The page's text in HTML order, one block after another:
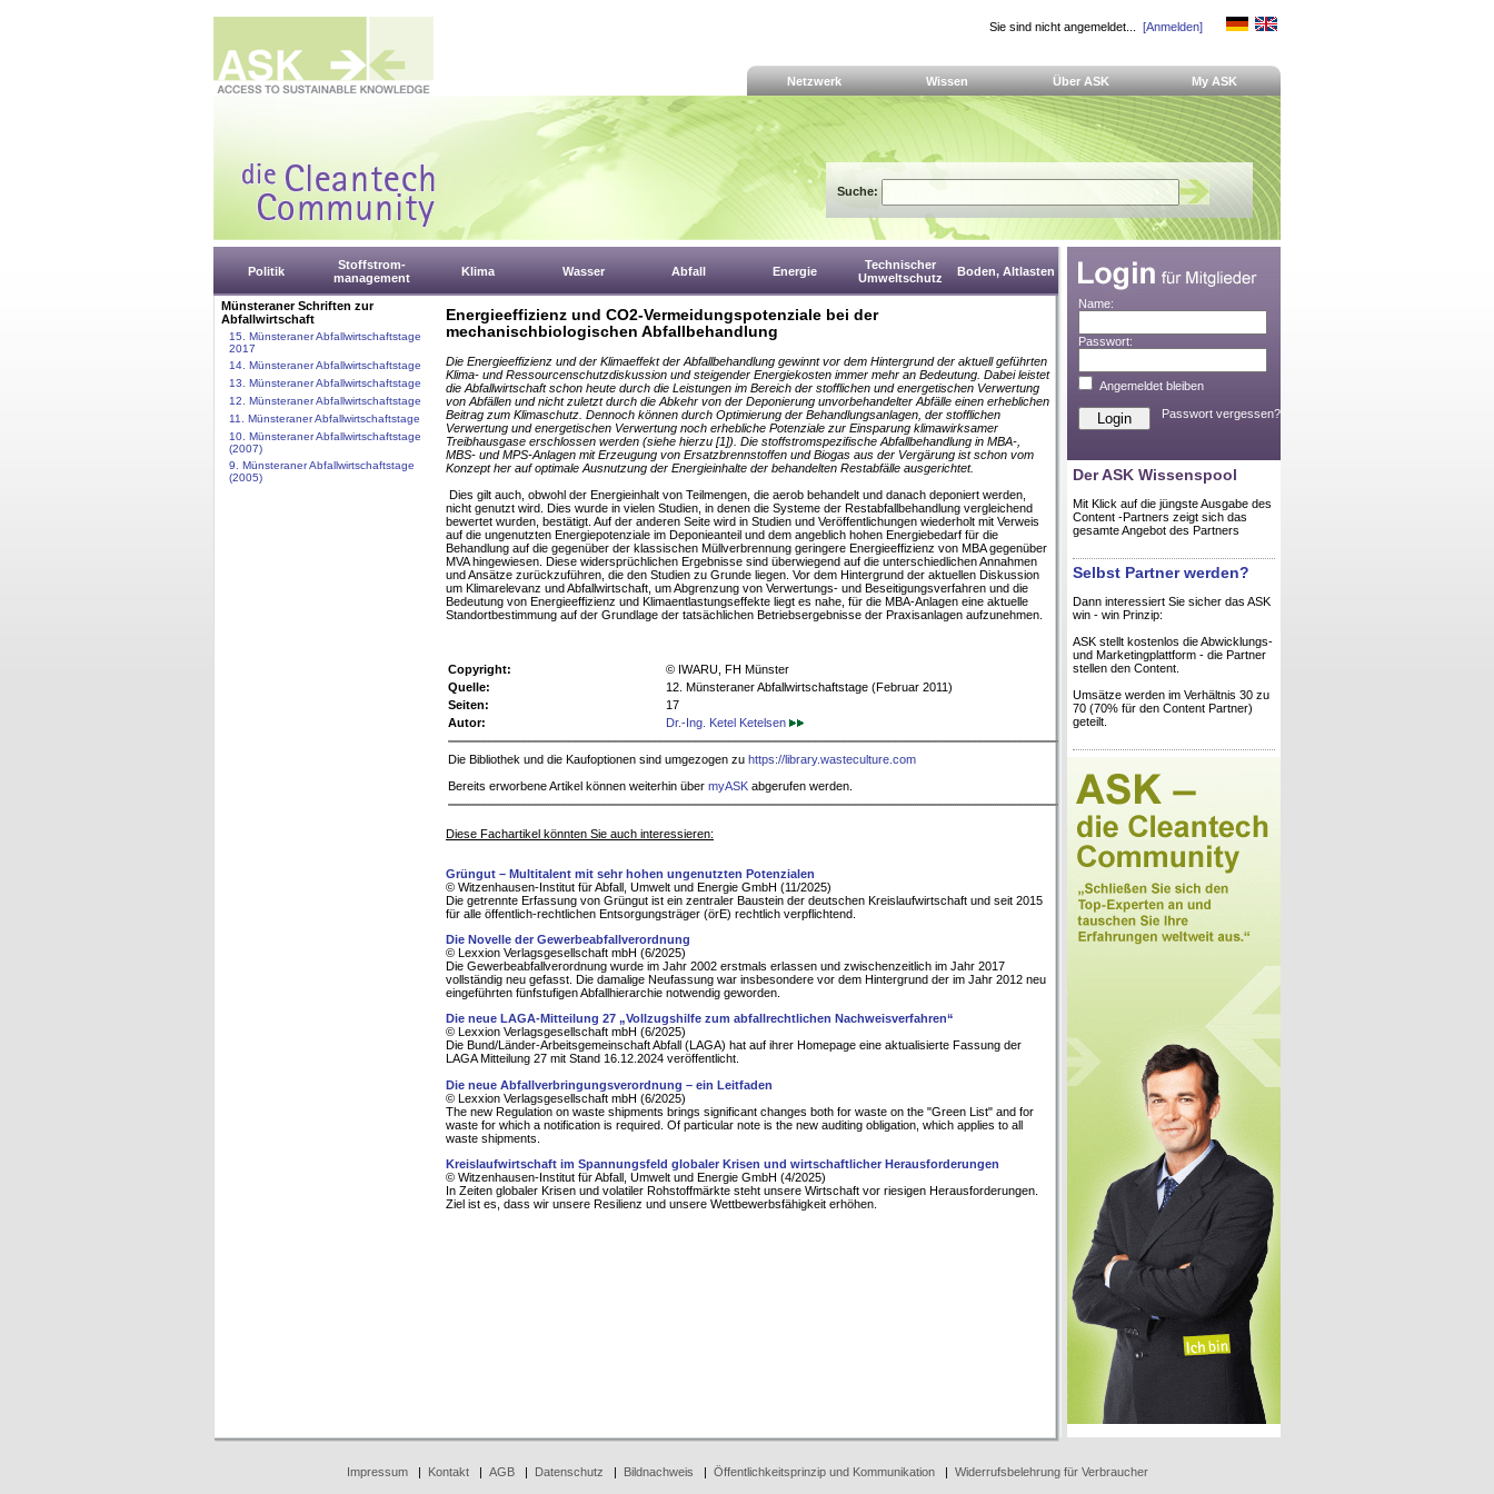
Sie sind nicht angemeldet... [Anmelden]
Netzwerk Wissen Über ASK My ASK
Suche:
Politik
Stoffstrom-
management
Klima Wasser Abfall Energie
Technischer
Umweltschutz
Boden, Altlasten
Münsteraner Schriften zur
Abfallwirtschaft
15. Münsteraner Abfallwirtschaftstage
2017
14. Münsteraner Abfallwirtschaftstage
13. Münsteraner Abfallwirtschaftstage
12. Münsteraner Abfallwirtschaftstage
11. Münsteraner Abfallwirtschaftstage
10. Münsteraner Abfallwirtschaftstage
(2007)
9. Münsteraner Abfallwirtschaftstage
(2005)
Energieeffizienz und CO2-Vermeidungspotenziale bei der
mechanischbiologischen Abfallbehandlung
Die Energieeffizienz und der Klimaeffekt der Abfallbehandlung gewinnt vor dem Hintergrund der aktuell geführten
Klima- und Ressourcenschutzdiskussion und steigender Energiekosten immer mehr an Bedeutung. Dabei leistet
die Abfallwirtschaft schon heute durch die Leistungen im Bereich der stofflichen und energetischen Verwertung
von Abfällen und nicht zuletzt durch die Abkehr von der Deponierung unvorbehandelter Abfälle einen erheblichen
Beitrag zum Klimaschutz. Dennoch können durch Optimierung der Behandlungsanlagen, der stofflichen
Verwertung und energetischen Verwertung noch erhebliche Potenziale zur Einsparung klimawirksamer
Treibhausgase erschlossen werden (siehe hierzu [1]). Die stoffstromspezifische Abfallbehandlung in MBA-,
MBS- und MPS-Anlagen mit Erzeugung von Ersatzbrennstoffen und Biogas aus der Vergärung ist schon vom
Konzept her auf optimale Ausnutzung der Energieinhalte der behandelten Restabfälle ausgerichtet.
Dies gilt auch, obwohl der Energieinhalt von Teilmengen, die aerob behandelt und danach deponiert werden,
nicht genutzt wird. Dies wurde in vielen Studien, in denen die Systeme der Restabfallbehandlung vergleichend
bewertet wurden, bestätigt. Auf der anderen Seite wird in Studien und Veröffentlichungen wiederholt mit Verweis
auf die ungenutzten Energiepotenziale im Deponieanteil und dem angeblich hohen Energiebedarf für die
Behandlung auf die gegenüber der klassischen Müllverbrennung geringere Energieeffizienz von MBA gegenüber
MVA hingewiesen. Diese widersprüchlichen Ergebnisse sind überwiegend auf die unterschiedlichen Annahmen
und Ansätze zurückzuführen, die den Studien zu Grunde liegen. Vor dem Hintergrund der aktuellen Diskussion
um Klimarelevanz und Abfallwirtschaft, um Abgrenzung von Verwertungs- und Beseitigungsverfahren und die
Bedeutung von Energieeffizienz und Klimaentlastungseffekte liegt es nahe, für die MBA-Anlagen eine aktuelle
Standortbestimmung auf der Grundlage der tatsächlichen Betriebsergebnisse der Praxisanlagen aufzunehmen.
Copyright:
© IWARU, FH Münster
Quelle:
12. Münsteraner Abfallwirtschaftstage (Februar 2011)
Seiten:
17
Autor:
Dr.-Ing. Ketel Ketelsen
Die Bibliothek und die Kaufoptionen sind umgezogen zu https://library.wasteculture.com
Bereits erworbene Artikel können weiterhin über myASK abgerufen werden.
Diese Fachartikel könnten Sie auch interessieren:
Grüngut – Multitalent mit sehr hohen ungenutzten Potenzialen
© Witzenhausen-Institut für Abfall, Umwelt und Energie GmbH (11/2025)
Die getrennte Erfassung von Grüngut ist ein zentraler Baustein der deutschen Kreislaufwirtschaft und seit 2015
für alle öffentlich-rechtlichen Entsorgungsträger (örE) rechtlich verpflichtend.
Die Novelle der Gewerbeabfallverordnung
© Lexxion Verlagsgesellschaft mbH (6/2025)
Die Gewerbeabfallverordnung wurde im Jahr 2002 erstmals erlassen und zwischenzeitlich im Jahr 2017
vollständig neu gefasst. Die damalige Neufassung war insbesondere vor dem Hintergrund der im Jahr 2012 neu
eingeführten fünfstufigen Abfallhierarchie notwendig geworden.
Die neue LAGA-Mitteilung 27 „Vollzugshilfe zum abfallrechtlichen Nachweisverfahren“
© Lexxion Verlagsgesellschaft mbH (6/2025)
Die Bund/Länder-Arbeitsgemeinschaft Abfall (LAGA) hat auf ihrer Homepage eine aktualisierte Fassung der
LAGA Mitteilung 27 mit Stand 16.12.2024 veröffentlicht.
Die neue Abfallverbringungsverordnung – ein Leitfaden
© Lexxion Verlagsgesellschaft mbH (6/2025)
The new Regulation on waste shipments brings significant changes both for waste on the "Green List" and for
waste for which a notification is required. Of particular note is the new auditing obligation, which applies to all
waste shipments.
Kreislaufwirtschaft im Spannungsfeld globaler Krisen und wirtschaftlicher Herausforderungen
© Witzenhausen-Institut für Abfall, Umwelt und Energie GmbH (4/2025)
In Zeiten globaler Krisen und volatiler Rohstoffmärkte steht unsere Wirtschaft vor riesigen Herausforderungen.
Ziel ist es, dass wir unsere Resilienz und unsere Wettbewerbsfähigkeit erhöhen.
Name:
Passwort:
Angemeldet bleiben
Passwort vergessen?
Der ASK Wissenspool
Mit Klick auf die jüngste Ausgabe des
Content -Partners zeigt sich das
gesamte Angebot des Partners
Selbst Partner werden?
Dann interessiert Sie sicher das ASK
win - win Prinzip:
ASK stellt kostenlos die Abwicklungs-
und Marketingplattform - die Partner
stellen den Content.
Umsätze werden im Verhältnis 30 zu
70 (70% für den Content Partner)
geteilt.
Impressum| Kontakt| AGB| Datenschutz | Bildnachweis | Öffentlichkeitsprinzip und Kommunikation| Widerrufsbelehrung für Verbraucher